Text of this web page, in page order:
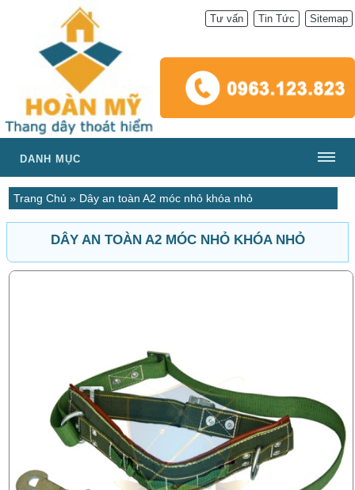
Tư vấn Tin Tức Sitemap
DANH MỤC
Trang Chủ » Dây an toàn A2 móc nhỏ khóa nhỏ
DÂY AN TOÀN A2 MÓC NHỎ KHÓA NHỎ